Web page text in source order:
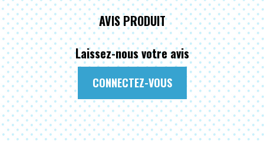
AVIS PRODUIT
Laissez-nous votre avis
CONNECTEZ-VOUS